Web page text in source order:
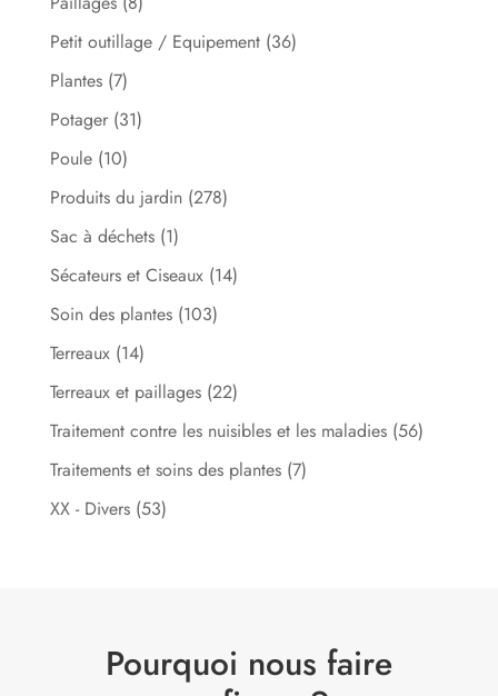
Petit outillage / Equipement (36)
Plantes (7)
Potager (31)
Poule (10)
Produits du jardin (278)
Sac à déchets (1)
Sécateurs et Ciseaux (14)
Soin des plantes (103)
Terreaux (14)
Terreaux et paillages (22)
Traitement contre les nuisibles et les maladies (56)
Traitements et soins des plantes (7)
XX - Divers (53)
Pourquoi nous faire